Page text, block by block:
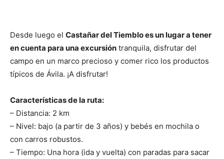
Desde luego el Castañar del Tiemblo es un lugar a tener
en cuenta para una excursión tranquila, disfrutar del
campo en un marco precioso y comer rico los productos
típicos de Ávila. ¡A disfrutar!
Características de la ruta:
– Distancia: 2 km
– Nivel: bajo (a partir de 3 años) y bebés en mochila o
con carros robustos.
– Tiempo: Una hora (ida y vuelta) con paradas para sacar